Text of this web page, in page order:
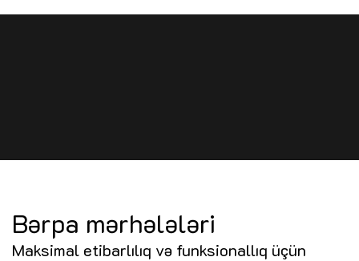
Bərpa mərhələləri
Maksimal etibarlılıq və funksionallıq üçün